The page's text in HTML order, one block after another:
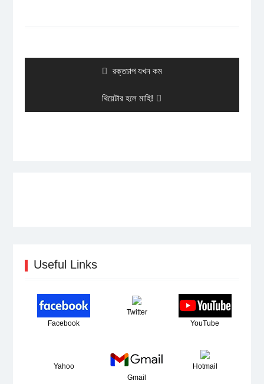
Previous
রক্তচাপ যখন কম
Next
post:
থিয়েটার হলে মাহি!
Useful Links
Facebook
Twitter
YouTube
Yahoo
Gmail
Hotmail